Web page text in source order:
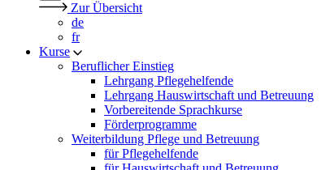
Zur Übersicht
de
fr
Kurse
Beruflicher Einstieg
Lehrgang Pflegehelfende
Lehrgang Hauswirtschaft und Betreuung
Vorbereitende Sprachkurse
Förderprogramme
Weiterbildung Pflege und Betreuung
für Pflegehelfende